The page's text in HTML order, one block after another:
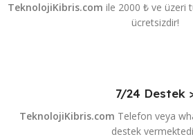
TeknolojiKibris.com ile 2000 ₺ ve üzeri
ücretsizdir!
7/24 Destek
TeknolojiKibris.com Telefon veya
destek